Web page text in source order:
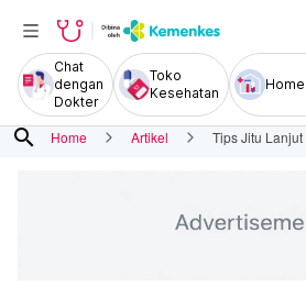
Chat
dengan
Dokter
Toko
Kesehatan
search Home Artikel Tips Jitu